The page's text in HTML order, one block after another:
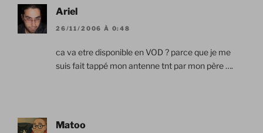
Ariel
26/11/2006 À 0:48
ca va etre disponible en VOD ? parce que je me
suis fait tappé mon antenne tnt par mon père ….
Matoo